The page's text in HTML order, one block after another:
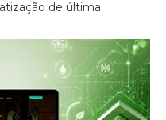
de última